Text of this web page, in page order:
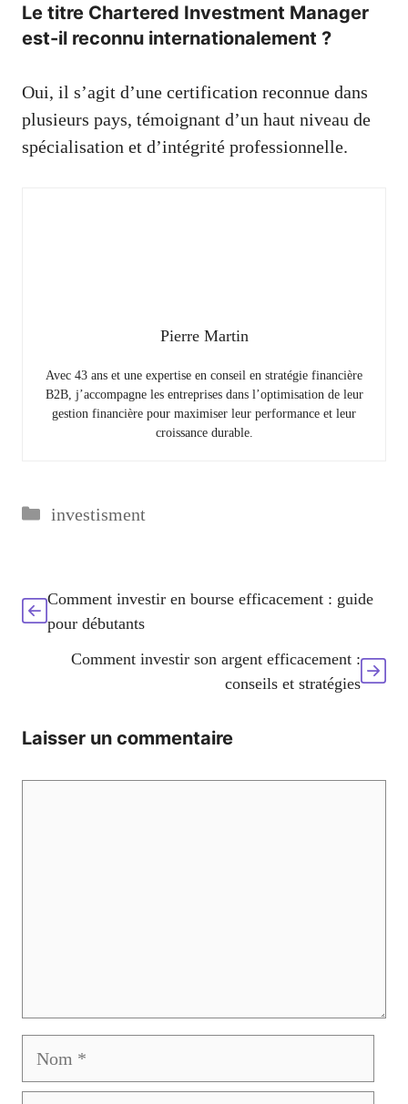
Le titre Chartered Investment Manager
est-il reconnu internationalement ?
Oui, il s’agit d’une certification reconnue dans
plusieurs pays, témoignant d’un haut niveau de
spécialisation et d’intégrité professionnelle.
Pierre Martin
Avec 43 ans et une expertise en conseil en stratégie financière
B2B, j’accompagne les entreprises dans l’optimisation de leur
gestion financière pour maximiser leur performance et leur
croissance durable.
Catégories
investisment
Comment investir en bourse efficacement : guide
pour débutants
Comment investir son argent efficacement :
conseils et stratégies
Laisser un commentaire